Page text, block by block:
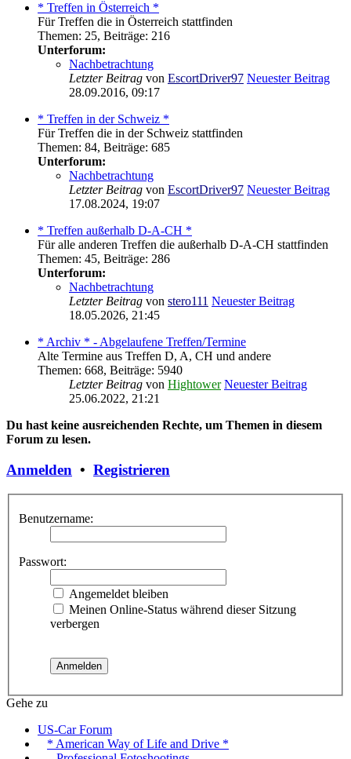
* Treffen in Österreich *
Für Treffen die in Österreich stattfinden
Themen: 25, Beiträge: 216
Unterforum:
Nachbetrachtung
Letzter Beitrag von EscortDriver97 Neuester Beitrag
28.09.2016, 09:17
* Treffen in der Schweiz *
Für Treffen die in der Schweiz stattfinden
Themen: 84, Beiträge: 685
Unterforum:
Nachbetrachtung
Letzter Beitrag von EscortDriver97 Neuester Beitrag
17.08.2024, 19:07
* Treffen außerhalb D-A-CH *
Für alle anderen Treffen die außerhalb D-A-CH stattfinden
Themen: 45, Beiträge: 286
Unterforum:
Nachbetrachtung
Letzter Beitrag von stero111 Neuester Beitrag
18.05.2026, 21:45
* Archiv * - Abgelaufene Treffen/Termine
Alte Termine aus Treffen D, A, CH und andere
Themen: 668, Beiträge: 5940
Letzter Beitrag von Hightower Neuester Beitrag
25.06.2022, 21:21
Du hast keine ausreichenden Rechte, um Themen in diesem
Forum zu lesen.
Anmelden • Registrieren
Benutzername:
Passwort:
Angemeldet bleiben
Meinen Online-Status während dieser Sitzung
verbergen
Gehe zu
US-Car Forum
* American Way of Life and Drive *